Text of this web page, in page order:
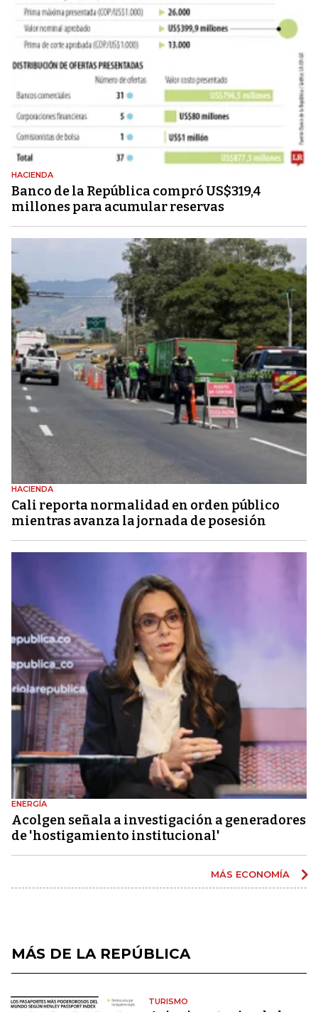
HACIENDA
Banco de la República compró US$319,4
millones para acumular reservas
HACIENDA
Cali reporta normalidad en orden público
mientras avanza la jornada de posesión
ENERGÍA
Acolgen señala a investigación a generadores
de 'hostigamiento institucional'
MÁS ECONOMÍA
MÁS DE LA REPÚBLICA
TURISMO